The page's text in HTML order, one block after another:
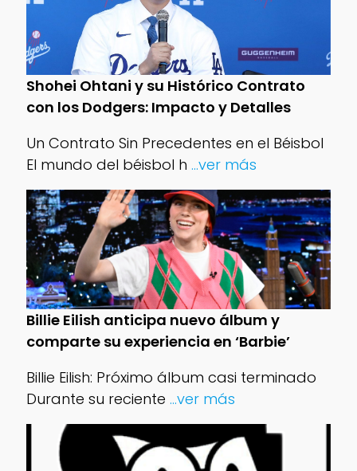
Shohei Ohtani y su Histórico Contrato
con los Dodgers: Impacto y Detalles
Un Contrato Sin Precedentes en el Béisbol
El mundo del béisbol h ...ver más
Billie Eilish anticipa nuevo álbum y
comparte su experiencia en ‘Barbie’
Billie Eilish: Próximo álbum casi terminado
Durante su reciente ...ver más